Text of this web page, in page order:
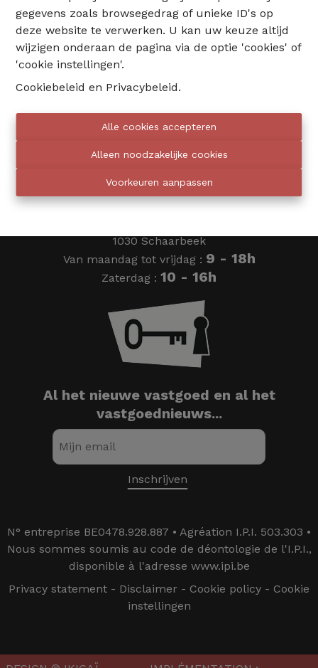
gegevens zoals browsegedrag of unieke ID's op
deze website te verwerken. U kan uw keuze altijd
wijzigen onderaan de pagina via de optie 'cookies' of
'cookie instellingen'.
Cookiebeleid en Privacybeleid.
Alle cookies accepteren
Alleen noodzakelijke cookies
Voorkeuren aanpassen
02 735 18 38
Eventimmo chasseurs
1030 Schaarbeek
Van maandag tot vrijdag : 9 - 18h
Zaterdag : 10 - 16h
Al het nieuwe vastgoed en al het
vastgoednieuws...
N° entreprise BE0478.928.887 • Agréation I.P.I. 503.303 •
Nous sommes soumis au code de déontologie de l'I.P.I.,
disponible à l'adresse www.ipi.be
Privacy statement - Disclaimer - Cookie policy - Cookie
instellingen